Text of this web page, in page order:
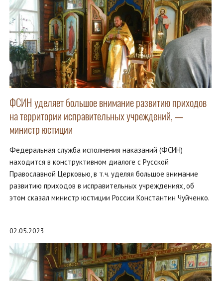
ФСИН уделяет большое внимание развитию приходов
на территории исправительных учреждений, —
министр юстиции
Федеральная служба исполнения наказаний (ФСИН)
находится в конструктивном диалоге с Русской
Православной Церковью, в т.ч. уделяя большое внимание
развитию приходов в исправительных учреждениях, об
этом сказал министр юстиции России Константин Чуйченко.
02.05.2023